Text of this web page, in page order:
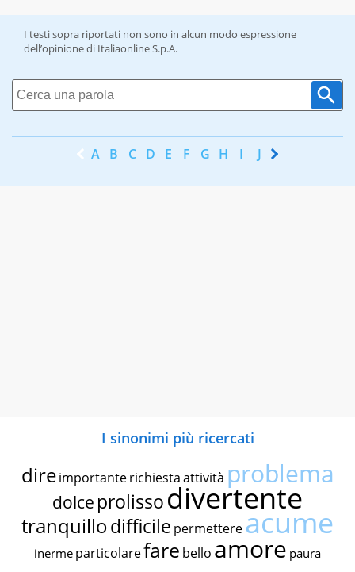
I testi sopra riportati non sono in alcun modo espressione
dell’opinione di Italiaonline S.p.A.
A B C D E F G H I J K
I sinonimi più ricercati
dire importante richiestaattività problema
dolce prolissodivertente
tranquillodifficile permettereacume
inerme particolarefare bello amore paura